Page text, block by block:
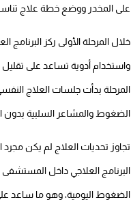
على المخدر ووضع خطة علاج
خلال المرحلة الأولى ركز
واستخدام أدوية تساعد على
المرحلة بدأت جلسات العلاج
الضغوط والمشاعر السلبية بدون
تجاوز تحديات العلاج لم يكن
البرنامج العلاجي داخل
الضغوط اليومية، وهو ما ساعد